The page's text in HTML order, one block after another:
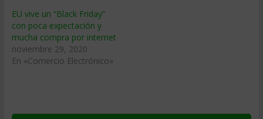
EU vive un “Black Friday”
con poca expectación y
mucha compra por internet
noviembre 29, 2020
En «Comercio Electrónico»